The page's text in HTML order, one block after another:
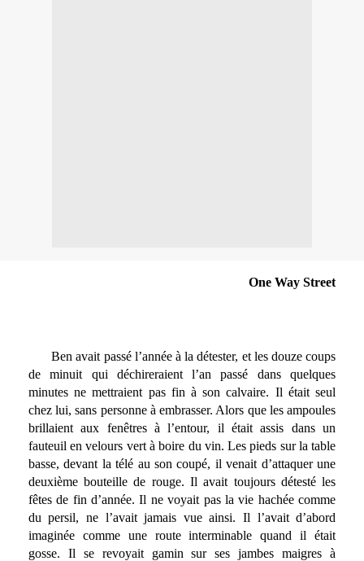
One Way Street
Ben avait passé l’année à la détester, et les douze coups
de minuit qui déchireraient l’an passé dans quelques
minutes ne mettraient pas fin à son calvaire. Il était seul
chez lui, sans personne à embrasser. Alors que les ampoules
brillaient aux fenêtres à l’entour, il était assis dans un
fauteuil en velours vert à boire du vin. Les pieds sur la table
basse, devant la télé au son coupé, il venait d’attaquer une
deuxième bouteille de rouge. Il avait toujours détesté les
fêtes de fin d’année. Il ne voyait pas la vie hachée comme
du persil, ne l’avait jamais vue ainsi. Il l’avait d’abord
imaginée comme une route interminable quand il était
gosse. Il se revoyait gamin sur ses jambes maigres à